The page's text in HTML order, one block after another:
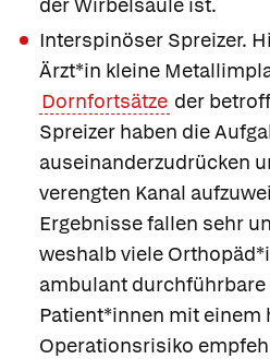
der Wirbelsäule ist.
Interspinöser Spreizer.
Ärzt*in kleine
Dornfortsätze der
Spreizer haben die
auseinanderzudrücken
verengten Kanal
Ergebnisse fallen sehr
weshalb viele
ambulant durchführbare
Patient*innen mit einem
Operationsrisiko